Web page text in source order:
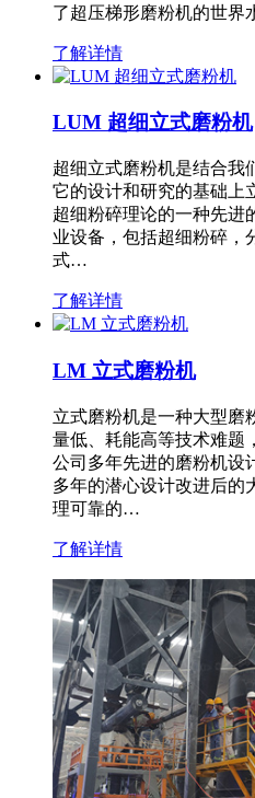
了超压梯形磨粉机的世
了解详情
LUM 超细立式磨粉机
超细立式磨粉机是结合我
它的设计和研究的基础上
超细粉碎理论的一种先进
业设备，包括超细粉碎，
式…
了解详情
LM 立式磨粉机
立式磨粉机是一种大型磨
量低、耗能高等技术难题
公司多年先进的磨粉机设
多年的潜心设计改进后的
理可靠的…
了解详情